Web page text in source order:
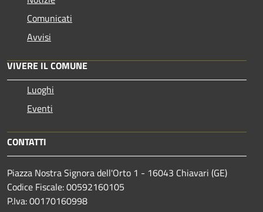
Comunicati
Avvisi
VIVERE IL COMUNE
Luoghi
Eventi
CONTATTI
Piazza Nostra Signora dell'Orto 1 - 16043 Chiavari (GE)
Codice Fiscale: 00592160105
P.Iva: 00170160998